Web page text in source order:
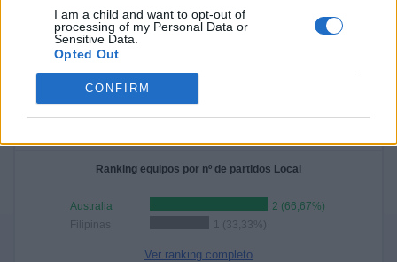
I am a child and want to opt-out of
processing of my Personal Data or
Sensitive Data.
Opted Out
CONFIRM
Australia
3 (100%)
Filipinas
Irán
China Taipéi
1 (33,33%)
Ver ranking completo
Ranking equipos por nº de partidos Local
Australia
2 (66,67%)
Filipinas
1 (33,33%)
Ver ranking completo